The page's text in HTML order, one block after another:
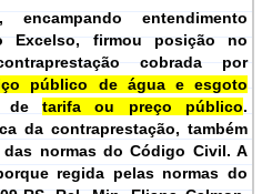
encampando entendimento
Excelso, firmou posição no
cobrada por
público de água e esgoto
detarifa ou preço público.
da contraprestação, também
normas do Código Civil. A
regida pelas normas do